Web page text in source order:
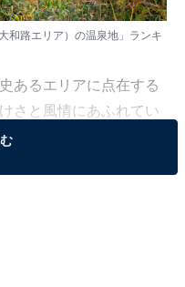
和路エリア）の温泉地」ランキ
あるエリアに点在する
さと風情にあふれてい
り過ごす癒しの時間を
ょうか。